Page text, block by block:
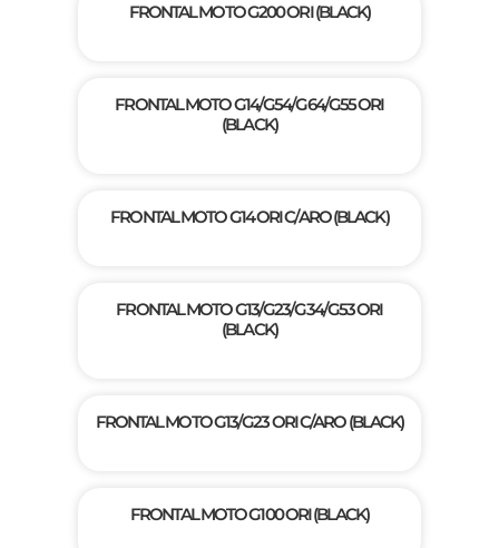
FRONTAL MOTO G200 ORI (BLACK)
FRONTAL MOTO G14/G54/G64/G55 ORI
(BLACK)
FRONTAL MOTO G14 ORI C/ARO (BLACK)
FRONTAL MOTO G13/G23/G34/G53 ORI
(BLACK)
FRONTAL MOTO G13/G23 ORI C/ARO (BLACK)
FRONTAL MOTO G100 ORI (BLACK)